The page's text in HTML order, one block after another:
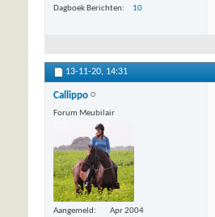
Dagboek Berichten
10
13-11-20, 14:31
Callippo
Forum Meubilair
Aangemeld
Apr 2004